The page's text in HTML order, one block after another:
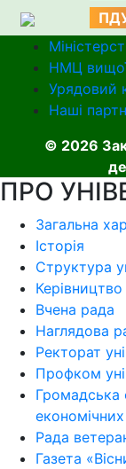
НМЦ вищої
Урядовий
Наші
© 2026
ПРО
Загальна
Історія
Структура
Вчена рада
Наглядова
Ректорат
Профком
Громадська
Рада
Газета